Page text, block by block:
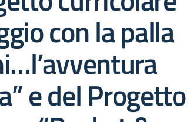
con la palla
e del Progetto